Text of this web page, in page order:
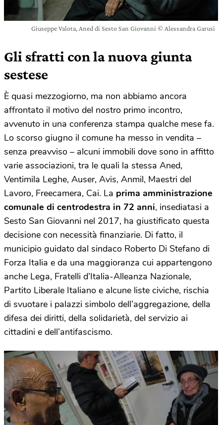
Giuseppe Valota, Aned di Sesto San Giovanni © Alessandra Garusi
Gli sfratti con la nuova giunta
sestese
È quasi mezzogiorno, ma non abbiamo ancora
affrontato il motivo del nostro primo incontro,
avvenuto in una conferenza stampa qualche mese fa.
Lo scorso giugno il comune ha messo in vendita –
senza preavviso – alcuni immobili dove sono in affitto
varie associazioni, tra le quali la stessa Aned,
Ventimila Leghe, Auser, Avis, Anmil, Maestri del
Lavoro, Freecamera, Cai. La prima amministrazione
comunale di centrodestra in 72 anni, insediatasi a
Sesto San Giovanni nel 2017, ha giustificato questa
decisione con necessità finanziarie. Di fatto, il
municipio guidato dal sindaco Roberto Di Stefano di
Forza Italia e da una maggioranza cui appartengono
anche Lega, Fratelli d’Italia-Alleanza Nazionale,
Partito Liberale Italiano e alcune liste civiche, rischia
di svuotare i palazzi simbolo dell’aggregazione, della
difesa dei diritti, della solidarietà, del servizio ai
cittadini e dell’antifascismo.